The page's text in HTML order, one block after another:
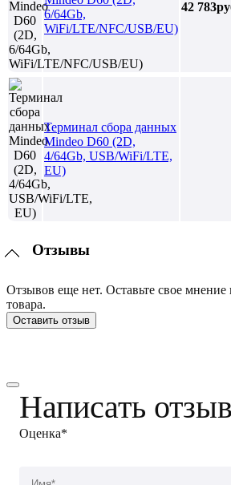
6/64Gb,
WiFi/LTE/NFC/USB/EU)
42
Терминал сбора данных
Mindeo D60 (2D,
4/64Gb, USB/WiFi/LTE,
EU)
Отзывы
Отзывов еще нет. Оставьте свое мнение
товара.
Оставить отзыв
Написать отзыв
Оценка*